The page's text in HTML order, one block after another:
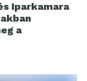
Iparkamara
a